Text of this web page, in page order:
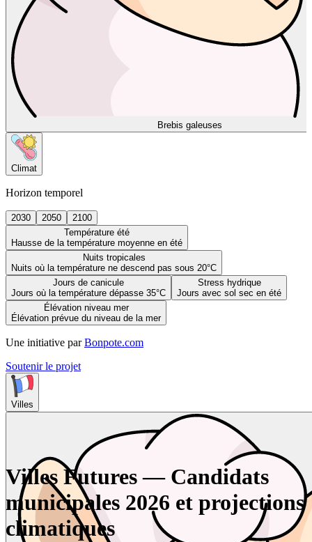
Brebis galeuses
Climat
Horizon temporel
2030 2050
2100
Température été
Hausse de la température moyenne en été
Nuits tropicales
Nuits où la température ne descend pas sous 20°C
Jours de canicule
Jours où la température dépasse 35°C
Stress hydrique
Jours avec sol sec en été
Élévation niveau mer
Élévation prévue du niveau de la mer
Une initiative par Bonpote.com
Soutenir le projet
Villes
Villes Futures — Candidats
municipales 2026 et projections
climatiques